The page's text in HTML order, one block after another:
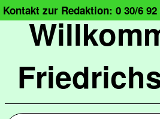
Kontakt zur Redaktion: 0 30/6 92